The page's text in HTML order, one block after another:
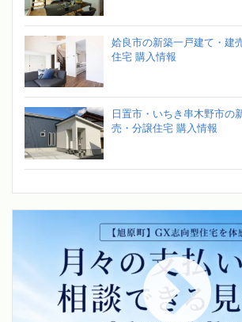
姶良市の新築一戸建て・建
住宅 購入情報
日置市・いちき串木野市の
売・分譲住宅 購入情報